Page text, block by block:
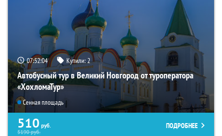
07:52:03 Купили:2
Автобусный тур в Великий Новгород от туроператора
«ХохломаТур»
Сенная площадь
510 руб.
5190руб.
ПОДРОБНЕЕ